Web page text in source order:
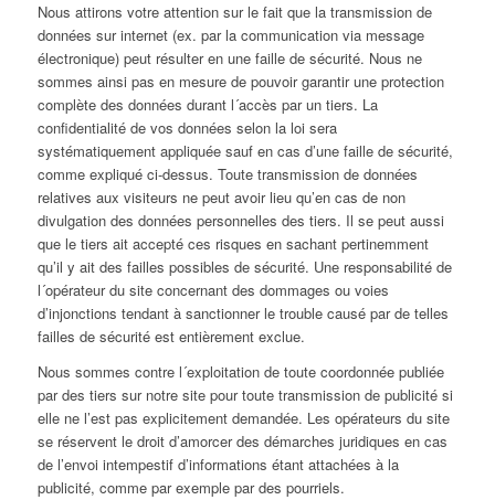
Nous attirons votre attention sur le fait que la transmission de
données sur internet (ex. par la communication via message
électronique) peut résulter en une faille de sécurité. Nous ne
sommes ainsi pas en mesure de pouvoir garantir une protection
complète des données durant l´accès par un tiers. La
confidentialité de vos données selon la loi sera
systématiquement appliquée sauf en cas d’une faille de sécurité,
comme expliqué ci-dessus. Toute transmission de données
relatives aux visiteurs ne peut avoir lieu qu’en cas de non
divulgation des données personnelles des tiers. Il se peut aussi
que le tiers ait accepté ces risques en sachant pertinemment
qu’il y ait des failles possibles de sécurité. Une responsabilité de
l´opérateur du site concernant des dommages ou voies
d’injonctions tendant à sanctionner le trouble causé par de telles
failles de sécurité est entièrement exclue.
Nous sommes contre l´exploitation de toute coordonnée publiée
par des tiers sur notre site pour toute transmission de publicité si
elle ne l’est pas explicitement demandée. Les opérateurs du site
se réservent le droit d’amorcer des démarches juridiques en cas
de l’envoi intempestif d’informations étant attachées à la
publicité, comme par exemple par des pourriels.